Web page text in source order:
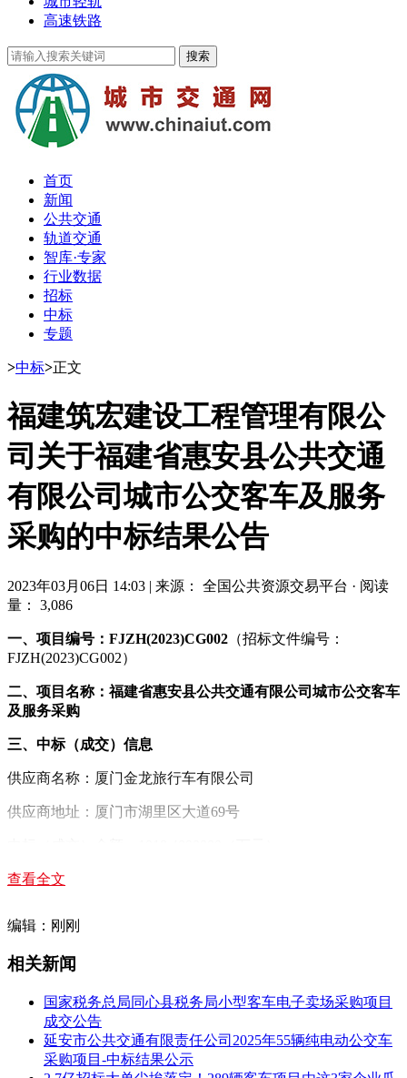
高速铁路
首页
新闻
公共交通
轨道交通
智库·专家
行业数据
招标
中标
专题
>中标>正文
福建筑宏建设工程管理有限公
司关于福建省惠安县公共交通
有限公司城市公交客车及服务
采购的中标结果公告
2023年03月06日 14:03 | 来源： 全国公共资源交易平台 · 阅读
量： 3,086
一、项目编号：FJZH(2023)CG002 （招标文件编号：
FJZH(2023)CG002）
二、项目名称：福建省惠安县公共交通有限公司城市公交客车
及服务采购
三、中标（成交）信息
供应商名称：厦门金龙旅行车有限公司
供应商地址：厦门市湖里区大道69号
供应商名称：厦门金龙旅行车有限公司
供应商
名称
货物名称
物
品
牌
货物型号
物
量
货物单
查看全文
编辑：刚刚
相关新闻
国家税务总局同心县税务局小型客车电子卖场采购项目
成交公告
延安市公共交通有限责任公司2025年55辆纯电动公交车
采购项目-中标结果公示